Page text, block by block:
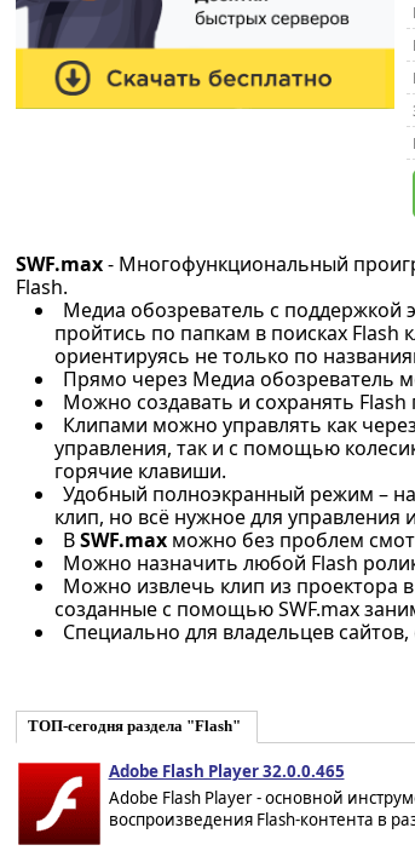
SWF.max- Многофункциональный
Flash.
Медиа обозреватель с поддержкой
пройтись по папкам в поисках
ориентируясь не только по
Прямо через Медиа обозреватель
Можно создавать и сохранять Flash
Клипами можно управлять как
управления, так и с помощью
горячие клавиши.
Удобный полноэкранный режим –
клип, но всё нужное для управления
ВSWF.maxможно без проблем
Можно назначить любой Flash
Можно извлечь клип из проектора
созданные с помощью SWF.max
Специально для владельцев
ТОП-сегодня раздела "Flash"
Adobe Flash Player 32.0.0.465
Adobe Flash Player - основной
воспроизведения Flash-контента в